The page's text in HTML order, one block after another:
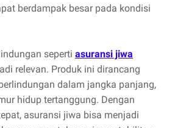
berdampak besar pada kondisi
seperti asuransi jiwa
relevan. Produk ini dirancang
dalam jangka panjang,
hidup tertanggung. Dengan
asuransi jiwa bisa menjadi